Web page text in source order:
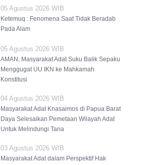
05 Agustus 2026 WIB
Ketemuq : Fenomena Saat Tidak Beradab
Pada Alam
05 Agustus 2026 WIB
AMAN, Masyarakat Adat Suku Balik Sepaku
Menggugat UU IKN ke Mahkamah
Konstitusi
04 Agustus 2026 WIB
Masyarakat Adat Knasaimos di Papua Barat
Daya Selesaikan Pemetaan Wilayah Adat
Untuk Melindungi Tana
03 Agustus 2026 WIB
Masyarakat Adat dalam Perspektif Hak